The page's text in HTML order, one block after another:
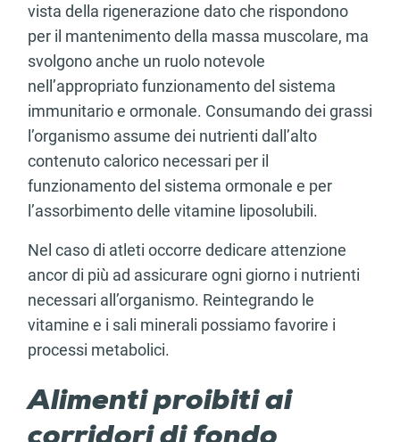
vista della rigenerazione dato che rispondono
per il mantenimento della massa muscolare, ma
svolgono anche un ruolo notevole
nell’appropriato funzionamento del sistema
immunitario e ormonale. Consumando dei grassi
l’organismo assume dei nutrienti dall’alto
contenuto calorico necessari per il
funzionamento del sistema ormonale e per
l’assorbimento delle vitamine liposolubili.
Nel caso di atleti occorre dedicare attenzione
ancor di più ad assicurare ogni giorno i nutrienti
necessari all’organismo. Reintegrando le
vitamine e i sali minerali possiamo favorire i
processi metabolici.
Alimenti proibiti ai